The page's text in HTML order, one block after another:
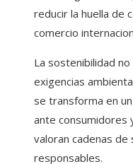
reducir la huella de
comercio
La sostenibilidad
exigencias
se transforma en
ante consumidores
valoran cadenas de
responsables.